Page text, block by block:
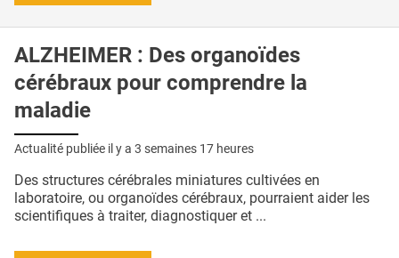
ALZHEIMER : Des organoïdes
cérébraux pour comprendre la
maladie
Actualité publiée il y a 3 semaines 17 heures
Des structures cérébrales miniatures cultivées en
laboratoire, ou organoïdes cérébraux, pourraient aider les
scientifiques à traiter, diagnostiquer et ...